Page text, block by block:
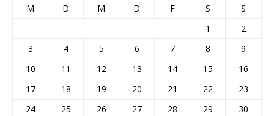
M D M D F S
S
1
2
3
4 5 6 7 8
9
10
11 12 13 14 15
16
17
18 19 20 21 22
23
24
25 26 27 28 29
30